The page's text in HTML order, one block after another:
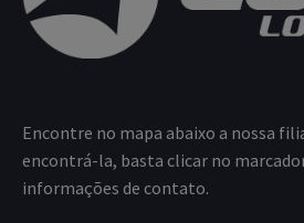
Encontre no mapa abaixo a nossa
encontrá-la, basta clicar no
informações de contato.